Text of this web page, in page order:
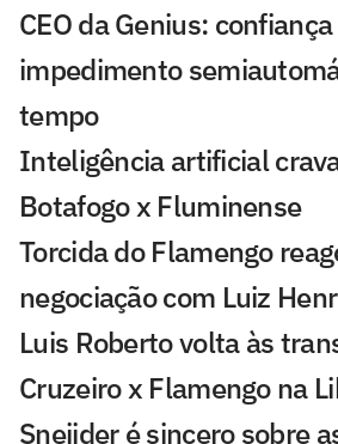
CEO da Genius:
impedimento
tempo
Inteligência artificial
Botafogo x Fluminense
Torcida do Flamengo
negociação com Luiz
Luis Roberto volta às
Cruzeiro x Flamengo na
Sneijder é sincero sobre